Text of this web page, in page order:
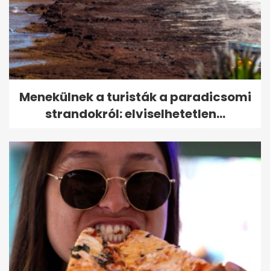
Menekülnek a turisták a paradicsomi
strandokról: elviselhetetlen...